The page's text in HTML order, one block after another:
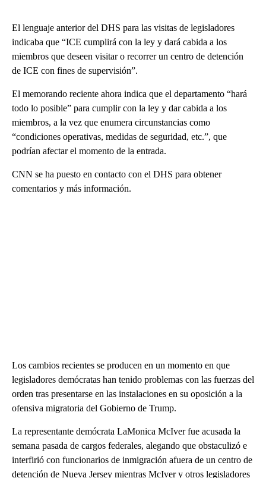
El lenguaje anterior del DHS para las visitas de legisladores
indicaba que “ICE cumplirá con la ley y dará cabida a los
miembros que deseen visitar o recorrer un centro de detención
de ICE con fines de supervisión”.
El memorando reciente ahora indica que el departamento “hará
todo lo posible” para cumplir con la ley y dar cabida a los
miembros, a la vez que enumera circunstancias como
“condiciones operativas, medidas de seguridad, etc.”, que
podrían afectar el momento de la entrada.
CNN se ha puesto en contacto con el DHS para obtener
comentarios y más información.
Los cambios recientes se producen en un momento en que
legisladores demócratas han tenido problemas con las fuerzas del
orden tras presentarse en las instalaciones en su oposición a la
ofensiva migratoria del Gobierno de Trump.
La representante demócrata LaMonica McIver fue acusada la
semana pasada de cargos federales, alegando que obstaculizó e
interfirió con funcionarios de inmigración afuera de un centro de
detención de Nueva Jersey mientras McIver y otros legisladores